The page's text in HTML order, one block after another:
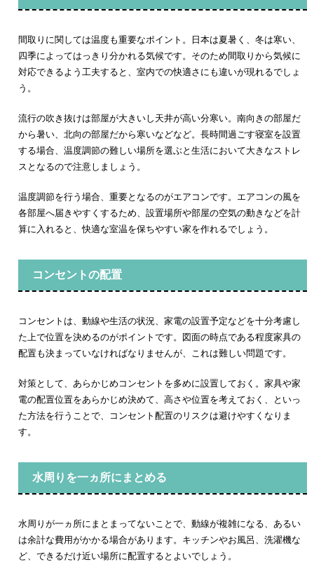
間取りに関しては温度も重要なポイント。日本は夏暑く、冬は寒い、
四季によってはっきり分かれる気候です。そのため間取りから気候に
対応できるよう工夫すると、室内での快適さにも違いが現れるでしょ
う。
流行の吹き抜けは部屋が大きいし天井が高い分寒い。南向きの部屋だ
から暑い、北向の部屋だから寒いなどなど。長時間過ごす寝室を設置
する場合、温度調節の難しい場所を選ぶと生活において大きなストレ
スとなるので注意しましょう。
温度調節を行う場合、重要となるのがエアコンです。エアコンの風を
各部屋へ届きやすくするため、設置場所や部屋の空気の動きなどを計
算に入れると、快適な室温を保ちやすい家を作れるでしょう。
コンセントの配置
コンセントは、動線や生活の状況、家電の設置予定などを十分考慮し
た上で位置を決めるのがポイントです。図面の時点である程度家具の
配置も決まっていなければなりませんが、これは難しい問題です。
対策として、あらかじめコンセントを多めに設置しておく。家具や家
電の配置位置をあらかじめ決めて、高さや位置を考えておく、といっ
た方法を行うことで、コンセント配置のリスクは避けやすくなりま
す。
水周りを一ヵ所にまとめる
水周りが一ヵ所にまとまってないことで、動線が複雑になる、あるい
は余計な費用がかかる場合があります。キッチンやお風呂、洗濯機な
ど、できるだけ近い場所に配置するとよいでしょう。